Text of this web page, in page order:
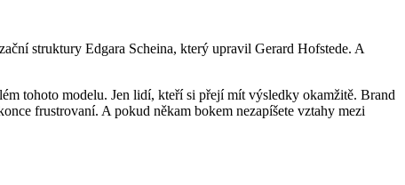
struktury Edgara Scheina, který upravil Gerard Hofstede. A
tohoto modelu. Jen lidí, kteří si přejí mít výsledky okamžitě. Brand
frustrovaní. A pokud někam bokem nezapíšete vztahy mezi